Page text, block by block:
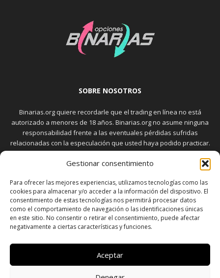
Gestionar consentimiento
Para ofrecer las mejores experiencias, utilizamos tecnologías como las
cookies para almacenar y/o acceder a la información del dispositivo. El
consentimiento de estas tecnologías nos permitirá procesar datos
como el comportamiento de navegación o las identificaciones únicas
en este sitio. No consentir o retirar el consentimiento, puede afectar
negativamente a ciertas características y funciones.
Aceptar
SOBRE NOSOTROS
Binarias.org quiere recordarle que el trading en línea no está
autorizado a menores de 18 años. Binarias.org no asume ninguna
responsabilidad frente a las eventuales pérdidas sufridas
relacionadas con la especulación que usted haya podido practicar.
El trading en el mercado de opciones binarias implica riesgos
elevados. Usted debe conocer y aceptar estos riesgos, que
transacciones bursátiles.
SÍGUENOS